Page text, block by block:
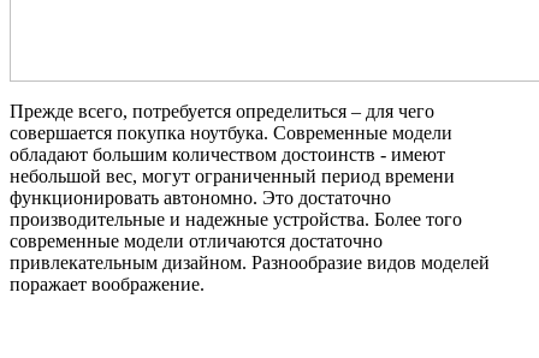
Прежде всего, потребуется определиться – для чего
совершается покупка ноутбука. Современные модели
обладают большим количеством достоинств - имеют
небольшой вес, могут ограниченный период времени
функционировать автономно. Это достаточно
производительные и надежные устройства. Более того
современные модели отличаются достаточно
привлекательным дизайном. Разнообразие видов моделей
поражает воображение.